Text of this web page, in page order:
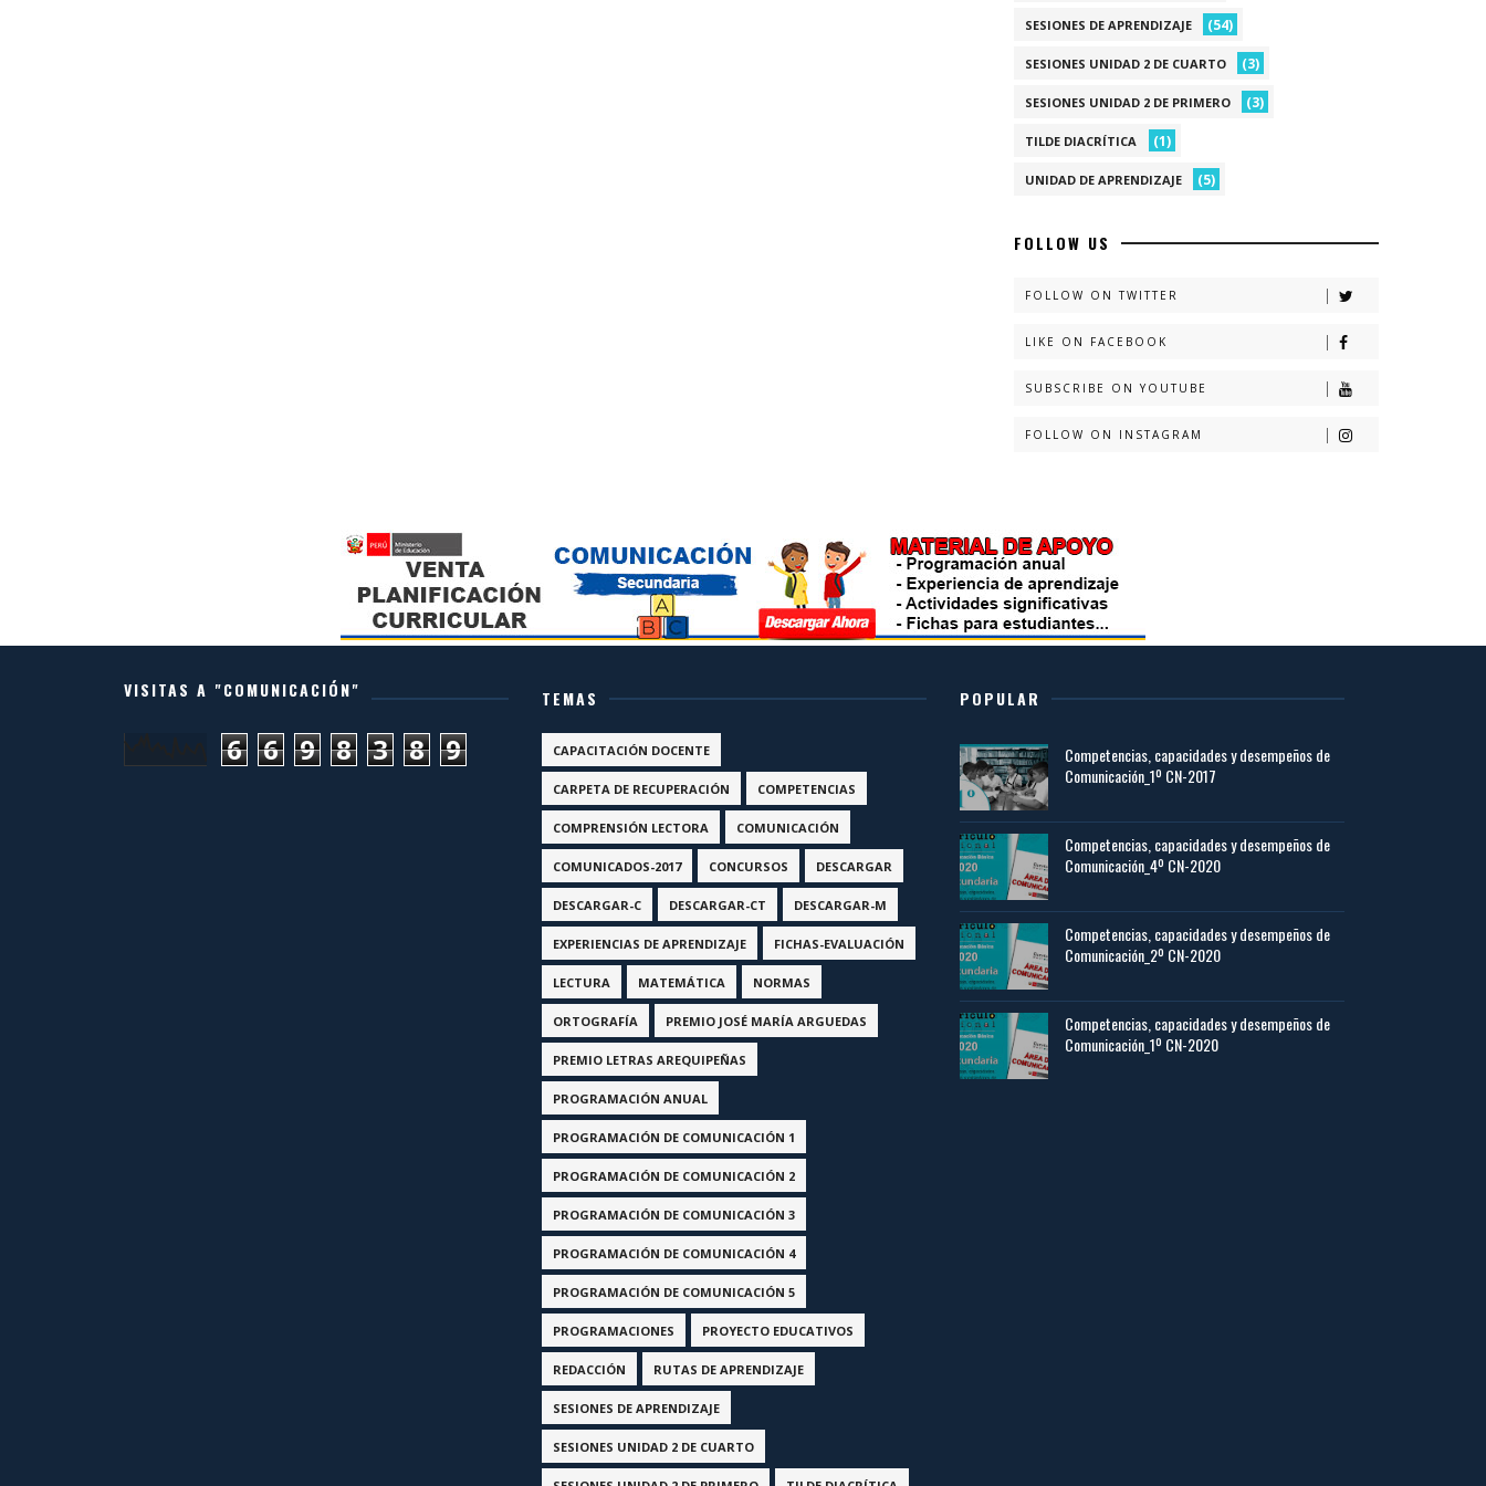
SESIONES DE APRENDIZAJE (54)
SESIONES UNIDAD 2 DE CUARTO (3)
SESIONES UNIDAD 2 DE PRIMERO (3)
TILDE DIACRÍTICA (1)
UNIDAD DE APRENDIZAJE (5)
FOLLOW US
FOLLOW ON TWITTER
LIKE ON FACEBOOK
SUBSCRIBE ON YOUTUBE
FOLLOW ON INSTAGRAM
VISITAS A "COMUNICACIÓN"
6 6 9 8 3 8 9
TEMAS
CAPACITACIÓN DOCENTE
CARPETA DE RECUPERACIÓN COMPETENCIAS
COMPRENSIÓN LECTORA COMUNICACIÓN
COMUNICADOS-2017 CONCURSOS DESCARGAR
DESCARGAR-C DESCARGAR-CT DESCARGAR-M
EXPERIENCIAS DE APRENDIZAJE FICHAS-EVALUACIÓN
LECTURA MATEMÁTICA NORMAS
ORTOGRAFÍA PREMIO JOSÉ MARÍA ARGUEDAS
PREMIO LETRAS AREQUIPEÑAS
PROGRAMACIÓN ANUAL
PROGRAMACIÓN DE COMUNICACIÓN 1
PROGRAMACIÓN DE COMUNICACIÓN 2
PROGRAMACIÓN DE COMUNICACIÓN 3
PROGRAMACIÓN DE COMUNICACIÓN 4
PROGRAMACIÓN DE COMUNICACIÓN 5
PROGRAMACIONES PROYECTO EDUCATIVOS
REDACCIÓN RUTAS DE APRENDIZAJE
SESIONES DE APRENDIZAJE
SESIONES UNIDAD 2 DE CUARTO
POPULAR
Competencias, capacidades y desempeños de
Comunicación_1º CN-2017
Competencias, capacidades y desempeños de
Comunicación_4º CN-2020
Competencias, capacidades y desempeños de
Comunicación_2º CN-2020
Competencias, capacidades y desempeños de
Comunicación_1º CN-2020